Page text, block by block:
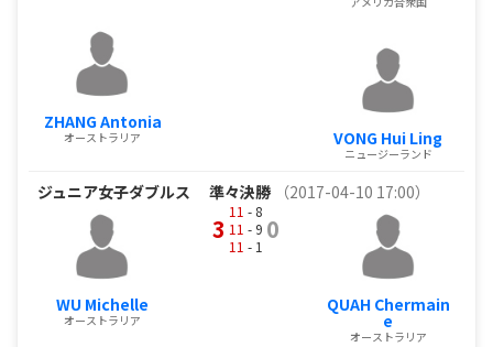
ZHANG Antonia
オーストラリア VONG Hui Ling
ニュージーランド
ジュニア女子ダブルス 準々決勝 （2017-04-10 17:00）
WU Michelle
オーストラリア
3
11 - 8
11 - 9
11 - 1
0
QUAH Chermain
e
オーストラリア